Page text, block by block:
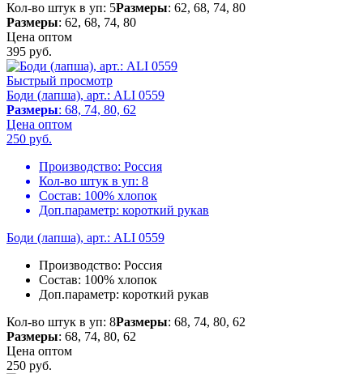
Кол-во штук в уп: 5Размеры: 62, 68, 74, 80
Размеры: 62, 68, 74, 80
Цена оптом
395 руб.
Быстрый просмотр
Боди (лапша), арт.: ALI 0559
Размеры: 68, 74, 80, 62
Цена оптом
250 руб.
Производство: Россия
Кол-во штук в уп: 8
Состав: 100% хлопок
Доп.параметр: короткий рукав
Боди (лапша), арт.: ALI 0559
Производство: Россия
Состав: 100% хлопок
Доп.параметр: короткий рукав
Кол-во штук в уп: 8Размеры: 68, 74, 80, 62
Размеры: 68, 74, 80, 62
Цена оптом
250 руб.